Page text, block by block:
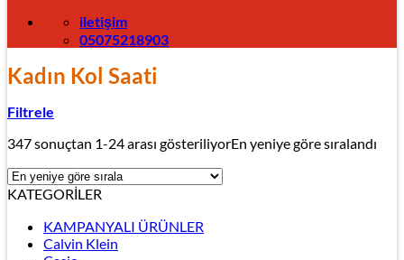
iletişim
05075218903
Kadın Kol Saati
Filtrele
347 sonuçtan 1-24 arası gösteriliyorEn yeniye göre sıralandı
KATEGORİLER
KAMPANYALI ÜRÜNLER
Calvin Klein